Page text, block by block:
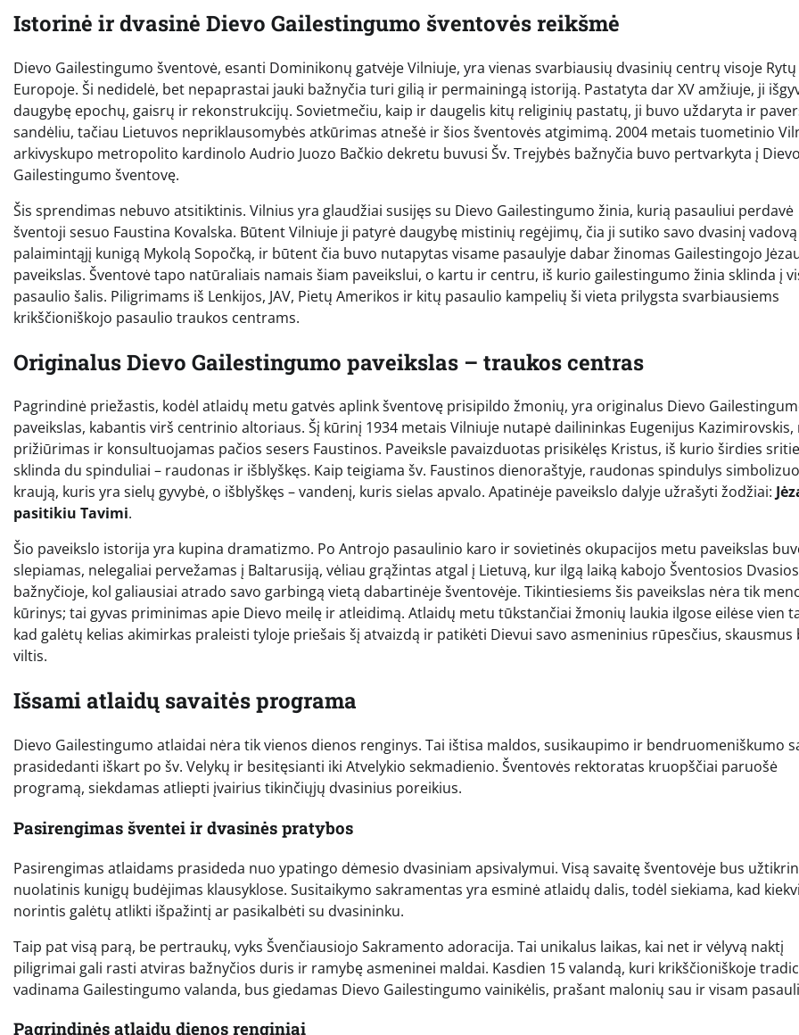
Istorinė ir dvasinė Dievo Gailestingumo šventovės reikšmė
Dievo Gailestingumo šventovė, esanti Dominikonų gatvėje Vilniuje, yra vienas svarbiausių dvasinių centrų visoje Rytų
Europoje. Ši nedidelė, bet nepaprastai jauki bažnyčia turi gilią ir permainingą istoriją. Pastatyta dar XV amžiuje, ji
daugybę epochų, gaisrų ir rekonstrukcijų. Sovietmečiu, kaip ir daugelis kitų religinių pastatų, ji buvo uždaryta ir
sandėliu, tačiau Lietuvos nepriklausomybės atkūrimas atnešė ir šios šventovės atgimimą. 2004 metais tuometinio
arkivyskupo metropolito kardinolo Audrio Juozo Bačkio dekretu buvusi Šv. Trejybės bažnyčia buvo pertvarkyta į Dievo
Gailestingumo šventovę.
Šis sprendimas nebuvo atsitiktinis. Vilnius yra glaudžiai susijęs su Dievo Gailestingumo žinia, kurią pasauliui perdavė
šventoji sesuo Faustina Kovalska. Būtent Vilniuje ji patyrė daugybę mistinių regėjimų, čia ji sutiko savo dvasinį vadovą
palaimintąjį kunigą Mykolą Sopočką, ir būtent čia buvo nutapytas visame pasaulyje dabar žinomas Gailestingojo
paveikslas. Šventovė tapo natūraliais namais šiam paveikslui, o kartu ir centru, iš kurio gailestingumo žinia sklinda į
pasaulio šalis. Piligrimams iš Lenkijos, JAV, Pietų Amerikos ir kitų pasaulio kampelių ši vieta prilygsta svarbiausiems
krikščioniškojo pasaulio traukos centrams.
Originalus Dievo Gailestingumo paveikslas – traukos centras
Pagrindinė priežastis, kodėl atlaidų metu gatvės aplink šventovę prisipildo žmonių, yra originalus Dievo
paveikslas, kabantis virš centrinio altoriaus. Šį kūrinį 1934 metais Vilniuje nutapė dailininkas Eugenijus
prižiūrimas ir konsultuojamas pačios sesers Faustinos. Paveiksle pavaizduotas prisikėlęs Kristus, iš kurio širdies
sklinda du spinduliai – raudonas ir išblyškęs. Kaip teigiama šv. Faustinos dienoraštyje, raudonas spindulys
kraują, kuris yra sielų gyvybė, o išblyškęs – vandenį, kuris sielas apvalo. Apatinėje paveikslo dalyje užrašyti žodžiai:
pasitikiu Tavimi.
Šio paveikslo istorija yra kupina dramatizmo. Po Antrojo pasaulinio karo ir sovietinės okupacijos metu paveikslas
slepiamas, nelegaliai pervežamas į Baltarusiją, vėliau grąžintas atgal į Lietuvą, kur ilgą laiką kabojo Šventosios Dvasios
bažnyčioje, kol galiausiai atrado savo garbingą vietą dabartinėje šventovėje. Tikintiesiems šis paveikslas nėra tik
kūrinys; tai gyvas priminimas apie Dievo meilę ir atleidimą. Atlaidų metu tūkstančiai žmonių laukia ilgose eilėse vien
kad galėtų kelias akimirkas praleisti tyloje priešais šį atvaizdą ir patikėti Dievui savo asmeninius rūpesčius, skausmus
viltis.
Išsami atlaidų savaitės programa
Dievo Gailestingumo atlaidai nėra tik vienos dienos renginys. Tai ištisa maldos, susikaupimo ir bendruomeniškumo
prasidedanti iškart po šv. Velykų ir besitęsianti iki Atvelykio sekmadienio. Šventovės rektoratas kruopščiai paruošė
programą, siekdamas atliepti įvairius tikinčiųjų dvasinius poreikius.
Pasirengimas šventei ir dvasinės pratybos
Pasirengimas atlaidams prasideda nuo ypatingo dėmesio dvasiniam apsivalymui. Visą savaitę šventovėje bus
nuolatinis kunigų budėjimas klausyklose. Susitaikymo sakramentas yra esminė atlaidų dalis, todėl siekiama, kad
norintis galėtų atlikti išpažintį ar pasikalbėti su dvasininku.
Taip pat visą parą, be pertraukų, vyks Švenčiausiojo Sakramento adoracija. Tai unikalus laikas, kai net ir vėlyvą naktį
piligrimai gali rasti atviras bažnyčios duris ir ramybę asmeninei maldai. Kasdien 15 valandą, kuri krikščioniškoje
vadinama Gailestingumo valanda, bus giedamas Dievo Gailestingumo vainikėlis, prašant malonių sau ir visam
Pagrindinės atlaidų dienos renginiai